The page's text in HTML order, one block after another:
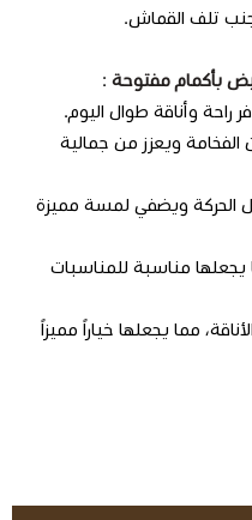
تلف القماش.
بأكمام مفتوحة :
راحة وأناقة طوال اليوم.
ويعزز من جمالية
ويضفي لمسة مميزة
يجعلها مناسبة للمناسبات
مما يجعلها خياراً مميزاً